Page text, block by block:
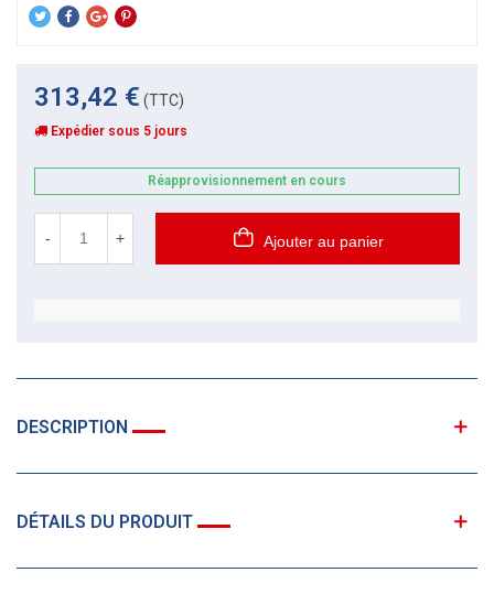
313,42 € (TTC)
Expédier sous 5 jours
Réapprovisionnement en cours
- + Ajouter au panier
DESCRIPTION
DÉTAILS DU PRODUIT